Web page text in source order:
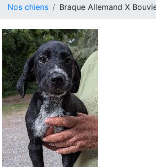
Nos chiens Braque Allemand X